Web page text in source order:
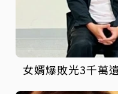
女婿爆敗光3千萬